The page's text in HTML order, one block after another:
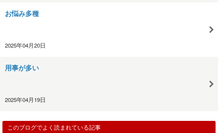
お悩み多種
2025年04月20日
用事が多い
2025年04月19日
このブログでよく読まれている記事